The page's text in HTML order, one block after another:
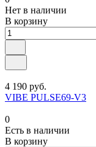
Нет в наличии
В корзину
4 190 руб.
VIBE PULSE69-V3
0
Есть в наличии
В корзину